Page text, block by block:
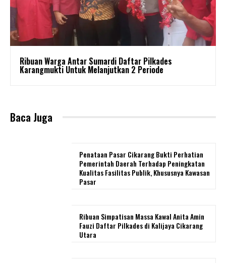
Ribuan Warga Antar Sumardi Daftar Pilkades
Karangmukti Untuk Melanjutkan 2 Periode
Baca Juga
Penataan Pasar Cikarang Bukti Perhatian
Pemerintah Daerah Terhadap Peningkatan
Kualitas Fasilitas Publik, Khususnya Kawasan
Pasar
Ribuan Simpatisan Massa Kawal Anita Amin
Fauzi Daftar Pilkades di Kalijaya Cikarang
Utara